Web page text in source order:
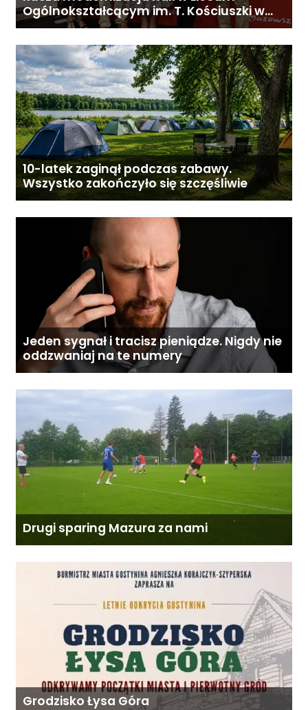
Ogólnokształcącym im. T. Kościuszki w
Gostyninie
10-latek zaginął podczas zabawy.
Wszystko zakończyło się szczęśliwie
Jeden sygnał i tracisz pieniądze. Nigdy nie
oddzwaniaj na te numery
Drugi sparing Mazura za nami
Grodzisko Łysa Góra